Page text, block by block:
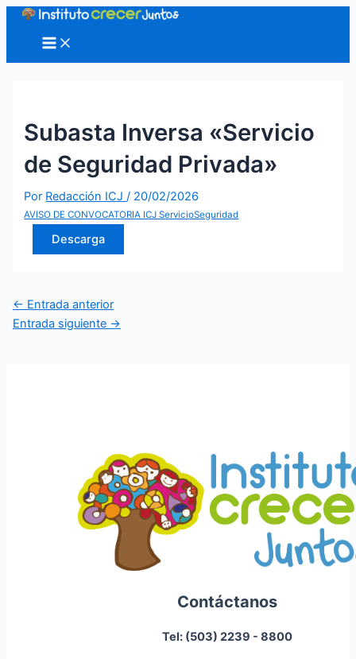
contenido
Main
Menu
Subasta Inversa «Servicio
de Seguridad Privada»
Por Redacción ICJ/ 20/02/2026
AVISO DE CONVOCATORIA ICJ ServicioSeguridad
Descarga
Navegación
de
← Entrada anterior
Entrada siguiente →
Contáctanos
Tel: (503) 2239 - 8800